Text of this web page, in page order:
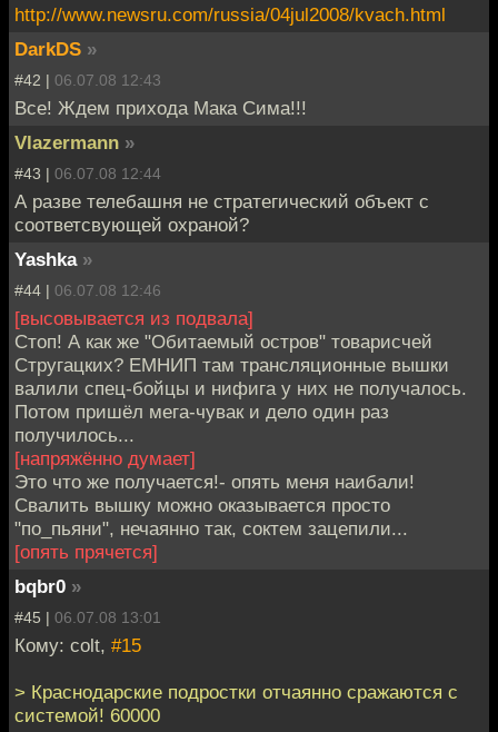
http://www.newsru.com/russia/04jul2008/kvach.html
DarkDS »
#42 | 06.07.08 12:43
Все! Ждем прихода Мака Сима!!!
Vlazermann »
#43 | 06.07.08 12:44
А разве телебашня не стратегический объект с
соответсвующей охраной?
Yashka »
#44 | 06.07.08 12:46
[высовывается из подвала]
Стоп! А как же "Обитаемый остров" товарисчей
Стругацких? ЕМНИП там трансляционные вышки
валили спец-бойцы и нифига у них не получалось.
Потом пришёл мега-чувак и дело один раз
получилось...
[напряжённо думает]
Это что же получается!- опять меня наибали!
Свалить вышку можно оказывается просто
"по_пьяни", нечаянно так, соктем зацепили...
[опять прячется]
bqbr0 »
#45 | 06.07.08 13:01
Кому: colt, #15
> Краснодарские подростки отчаянно сражаются с
системой! 60000